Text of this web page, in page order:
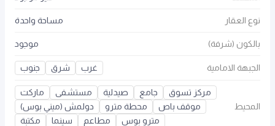
نوع العقار مساحة واحدة
بالكون (شرفة) موجود
الجبهة الامامية غرب شرق جنوب
المحيط
مركز تسوق جامع صيدلية مستشفى
ماركت
موقف باص
محطة مترو
دولمش (ميني بوس)
مترو بوس
مطاعم سينما مكتبة